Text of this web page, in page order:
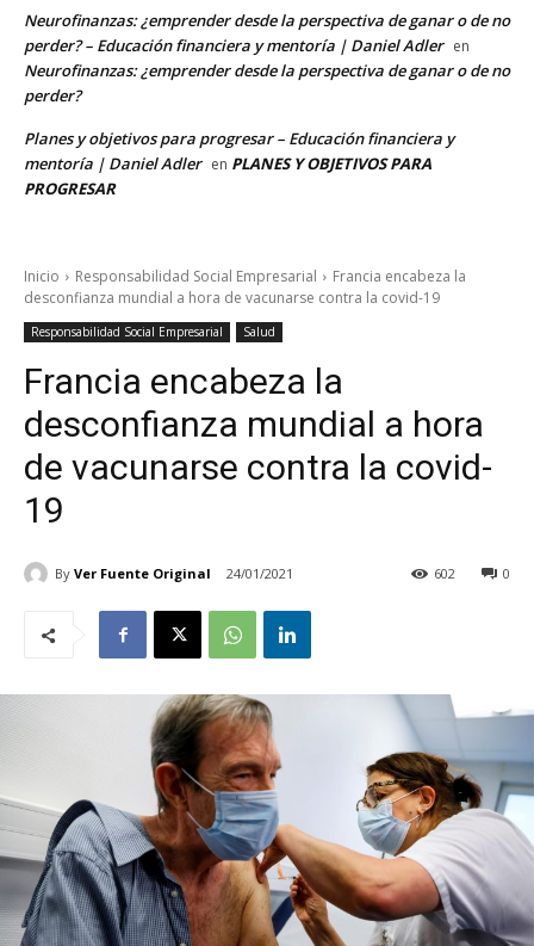
Neurofinanzas: ¿emprender desde la perspectiva de ganar o de no
perder? – Educación financiera y mentoría | Daniel Adler en
Neurofinanzas: ¿emprender desde la perspectiva de ganar o de no
perder?
Planes y objetivos para progresar – Educación financiera y
mentoría | Daniel Adler en PLANES Y OBJETIVOS PARA
PROGRESAR